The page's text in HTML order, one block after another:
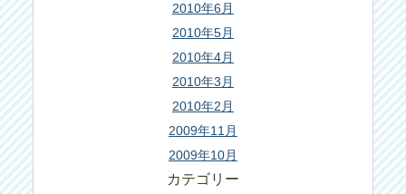
2010年6月
2010年5月
2010年4月
2010年3月
2010年2月
2009年11月
2009年10月
カテゴリー